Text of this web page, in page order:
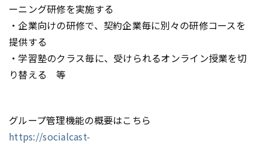
ーニング研修を実施する
・企業向けの研修で、契約企業毎に別々の研修コースを
提供する
・学習塾のクラス毎に、受けられるオンライン授業を切
り替える 等
グループ管理機能の概要はこちら
https://socialcast-